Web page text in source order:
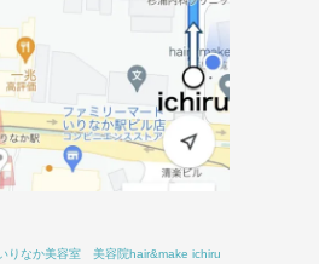
りなか美容室 美容院hair&make ichiru